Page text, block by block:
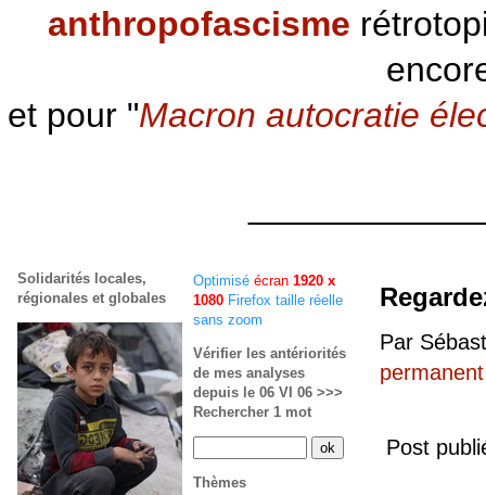
anthropofascisme
et pour "Macron autocratie
Par
permanent
Post
Optimisé écran 1920 x
1080 Firefox taille réelle
sans zoom
Vérifier les antériorités
de mes analyses
depuis le 06 VI 06 >>>
Rechercher 1 mot
Thèmes
Solidarités locales,
régionales et globales